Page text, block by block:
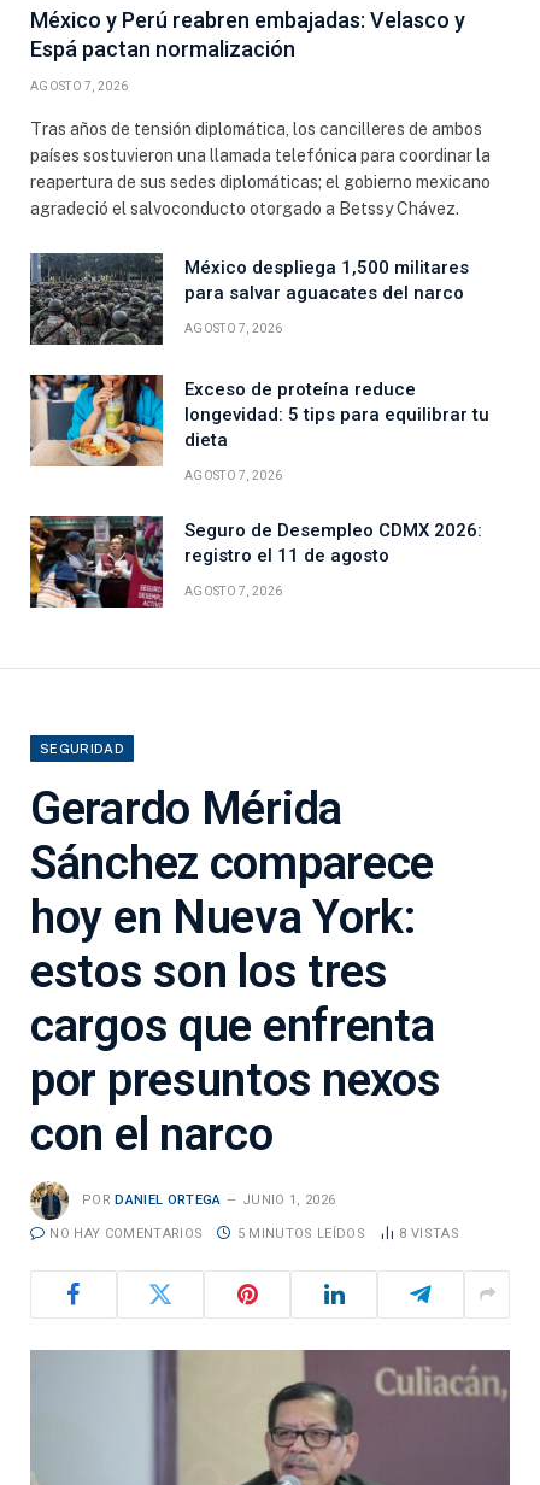
México y Perú reabren embajadas: Velasco y
Espá pactan normalización
AGOSTO 7, 2026
Tras años de tensión diplomática, los cancilleres de ambos
países sostuvieron una llamada telefónica para coordinar la
reapertura de sus sedes diplomáticas; el gobierno mexicano
agradeció el salvoconducto otorgado a Betssy Chávez.
México despliega 1,500 militares
para salvar aguacates del narco
AGOSTO 7, 2026
Exceso de proteína reduce
longevidad: 5 tips para equilibrar tu
dieta
AGOSTO 7, 2026
Seguro de Desempleo CDMX 2026:
registro el 11 de agosto
AGOSTO 7, 2026
SEGURIDAD
Gerardo Mérida
Sánchez comparece
hoy en Nueva York:
estos son los tres
cargos que enfrenta
por presuntos nexos
con el narco
POR DANIEL ORTEGA JUNIO 1, 2026
NO HAY COMENTARIOS 5 MINUTOS LEÍDOS 8 VISTAS